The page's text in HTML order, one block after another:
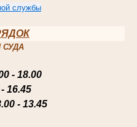
службы
- 18.00
16.45
- 13.45